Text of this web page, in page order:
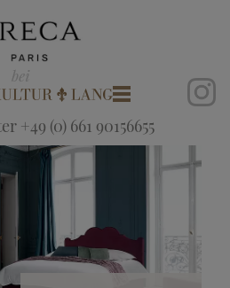
+49 (0) 661 90156655